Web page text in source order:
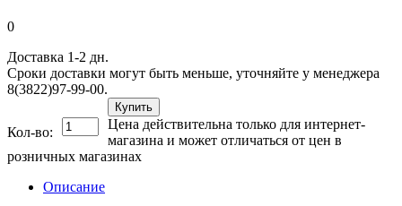
0
Доставка 1-2 дн.
Сроки доставки могут быть меньше, уточняйте у менеджера
8(3822)97-99-00.
Кол-во:
Купить
Цена действительна только для интернет-
магазина и может отличаться от цен в
розничных магазинах
Описание